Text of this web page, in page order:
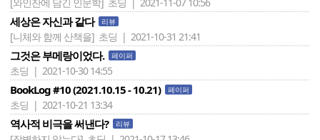
세상은 자신과 같다 리뷰
[니체와 함께 산책을] 초딩 | 2021-10-31 21:41
그것은 부메랑이었다. 페이퍼
초딩 | 2021-10-30 14:55
BookLog #10 (2021.10.15 - 10.21) 페이퍼
초딩 | 2021-10-21 13:34
역사적 비극을 써낸다? 리뷰